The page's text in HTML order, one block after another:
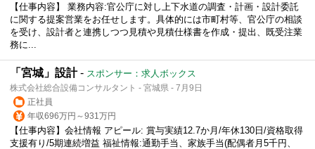
【仕事内容】 業務内容:官公庁に対し上下水道の調査・計画・設計委託
に関する提案営業をお任せします。具体的には市町村等、官公庁の相談
を受け、設計者と連携しつつ見積や見積仕様書を作成・提出、既受注業
務に...
「宮城」設計- スポンサー：求人ボックス
株式会社総合設備コンサルタント - 宮城県 - 7月9日
正社員
年収696万円～931万円
【仕事内容】会社情報 アピール: 賞与実績12.7か月/年休130日/資格取得
支援有り/5期連続増益 福祉情報:通勤手当、家族手当(配偶者月5千円、